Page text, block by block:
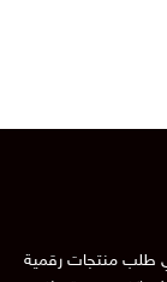
طلب منتجات رقمية